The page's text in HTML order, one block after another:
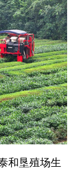
和垦殖场生